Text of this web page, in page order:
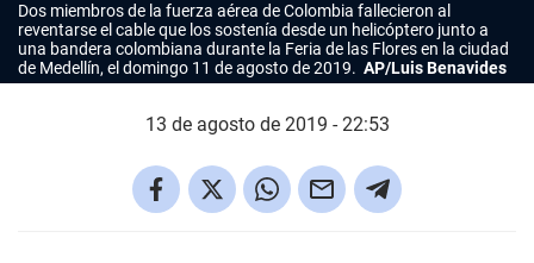
Dos miembros de la fuerza aérea de Colombia fallecieron al
reventarse el cable que los sostenía desde un helicóptero junto a
una bandera colombiana durante la Feria de las Flores en la ciudad
de Medellín, el domingo 11 de agosto de 2019. AP/Luis Benavides
13 de agosto de 2019 - 22:53